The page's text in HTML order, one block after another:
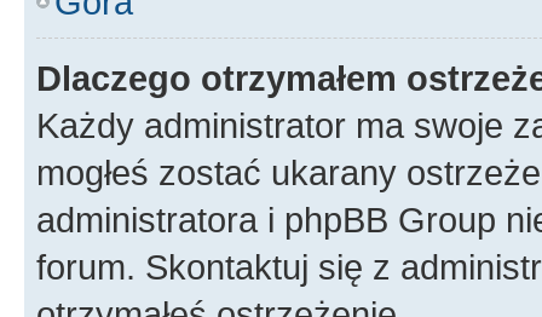
Dlaczego otrzymałem
Każdy administrator ma swoje
mogłeś zostać ukarany
administratora i phpBB Group
forum. Skontaktuj się z